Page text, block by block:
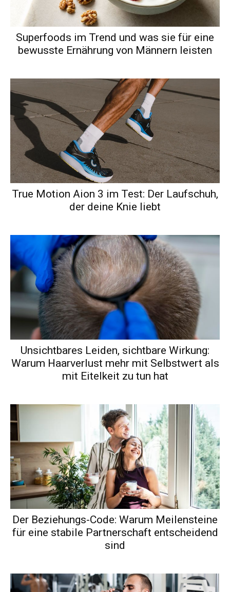
Superfoods im Trend und was sie für eine
bewusste Ernährung von Männern leisten
True Motion Aion 3 im Test: Der Laufschuh,
der deine Knie liebt
Unsichtbares Leiden, sichtbare Wirkung:
Warum Haarverlust mehr mit Selbstwert als
mit Eitelkeit zu tun hat
Der Beziehungs-Code: Warum Meilensteine
für eine stabile Partnerschaft entscheidend
sind